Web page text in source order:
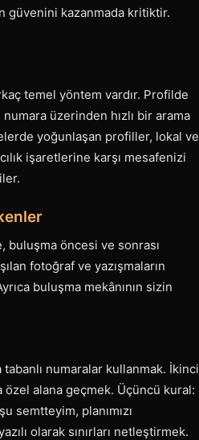
güvenini kazanmada kritiktir.
temel yöntem vardır. Profilde
üzerinden hızlı bir arama
yoğunlaşan profiller, lokal ve
işaretlerine karşı mesafenizi
buluşma öncesi ve sonrası
fotoğraf ve yazışmaların
buluşma mekânının sizin
numaralar kullanmak. İkinci
özel alana geçmek. Üçüncü kural:
semtteyim, planımızı
olarak sınırları netleştirmek.